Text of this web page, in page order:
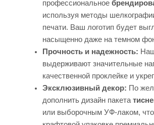
профессиональное
используя методы
печати. Ваш логотип будет
насыщенно даже на темном
Прочность и надежность:
выдерживают значительные
качественной проклейке и
Эксклюзивный декор: По
дополнить дизайн пакета
или выборочным УФ-лаком,